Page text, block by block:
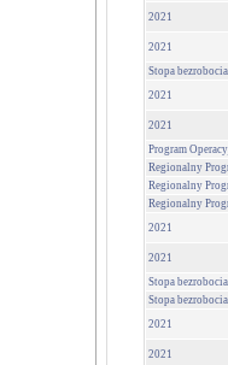
2021
2021
Stopa bezrobocia
2021
2021
Program
Regionalny
Regionalny
Regionalny
2021
2021
Stopa bezrobocia
Stopa bezrobocia
2021
2021